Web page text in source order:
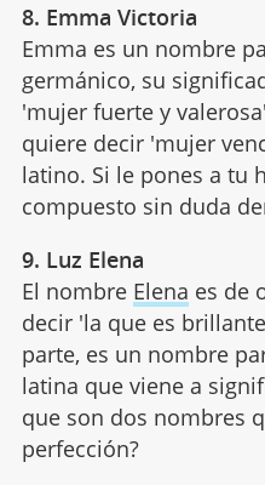
8. Emma Victoria
Emma es un nombre
germánico, su
'mujer fuerte y
quiere decir 'mujer
latino. Si le pones a tu
compuesto sin duda
9. Luz Elena
El nombre Elena es de
decir 'la que es
parte, es un nombre
latina que viene a
que son dos nombres
perfección?